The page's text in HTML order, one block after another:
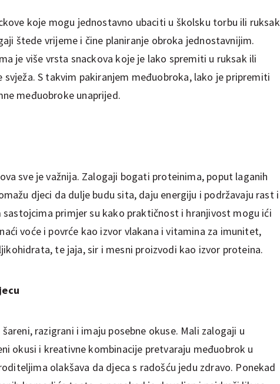
koje mogu jednostavno ubaciti u školsku torbu ili ruksak
štede vrijeme i čine planiranje obroka jednostavnijim.
je više vrsta snackova koje je lako spremiti u ruksak ili
S takvim pakiranjem međuobroka, lako je pripremiti
međuobroke unaprijed.
sve je važnija. Zalogaji bogati proteinima, poput laganih
djeci da dulje budu sita, daju energiju i podržavaju rast i
primjer su kako praktičnost i hranjivost mogu ići
voće i povrće kao izvor vlakana i vitamina za imunitet,
te jaja, sir i mesni proizvodi kao izvor proteina.
razigrani i imaju posebne okuse. Mali zalogaji u
okusi i kreativne kombinacije pretvaraju međuobrok u
olakšava da djeca s radošću jedu zdravo. Ponekad